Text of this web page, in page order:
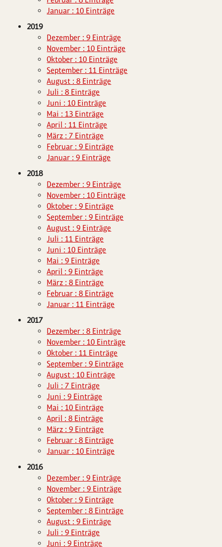
Januar : 10 Einträge
2019
Dezember : 9 Einträge
November : 10 Einträge
Oktober : 10 Einträge
September : 11 Einträge
August : 8 Einträge
Juli : 8 Einträge
Juni : 10 Einträge
Mai : 13 Einträge
April : 11 Einträge
März : 7 Einträge
Februar : 9 Einträge
Januar : 9 Einträge
2018
Dezember : 9 Einträge
November : 10 Einträge
Oktober : 9 Einträge
September : 9 Einträge
August : 9 Einträge
Juli : 11 Einträge
Juni : 10 Einträge
Mai : 9 Einträge
April : 9 Einträge
März : 8 Einträge
Februar : 8 Einträge
Januar : 11 Einträge
2017
Dezember : 8 Einträge
November : 10 Einträge
Oktober : 11 Einträge
September : 9 Einträge
August : 10 Einträge
Juli : 7 Einträge
Juni : 9 Einträge
Mai : 10 Einträge
April : 8 Einträge
März : 9 Einträge
Februar : 8 Einträge
Januar : 10 Einträge
2016
Dezember : 9 Einträge
November : 9 Einträge
Oktober : 9 Einträge
September : 8 Einträge
August : 9 Einträge
Juli : 9 Einträge
Juni : 9 Einträge